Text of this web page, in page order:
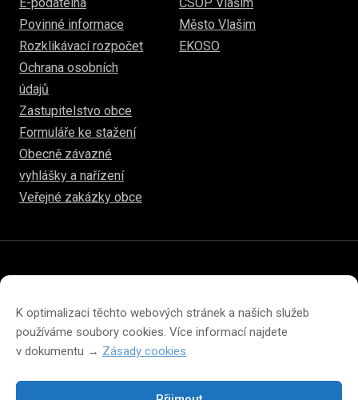
K optimalizaci těchto webových stránek a našich služeb
používáme soubory cookies. Více informací najdete
v dokumentu → Zásady cookies
E-podatelna
Povinné informace
Rozklikávací rozpočet
Ochrana osobních
údajů
Zastupitelstvo obce
Formuláře ke stažení
Obecně závazné
vyhlášky a nařízení
Veřejné zakázky obce
ČSOP Vlašim
Město Vlašim
EKOSO
Prohlášení o přístupnosti
Prohlášení o ochraně soukromí
Zásady cookies (EU)